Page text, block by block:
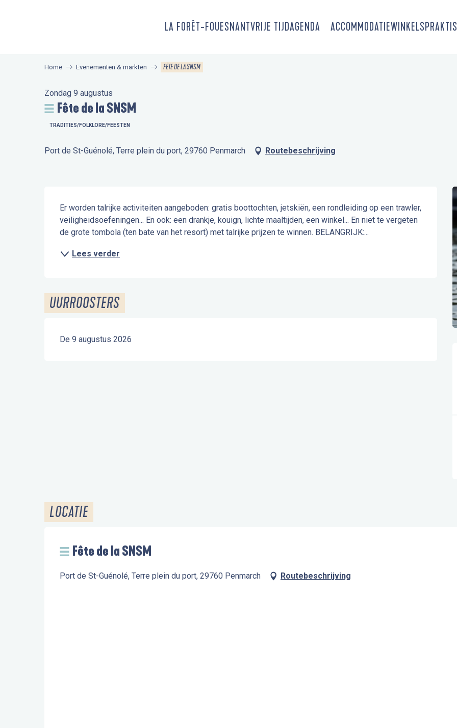
LA FORÊT-FOUESNANTVRIJE TIJDAGENDA ACCOMMODATIEWINKELS
Home Evenementen & markten FÊTE DE LA SNSM
Zondag 9 augustus
Fête de la SNSM
TRADITIES/FOLKLORE/FEESTEN
Port de St-Guénolé, Terre plein du port, 29760 Penmarch Routebeschrijving
Beschrijving
Er worden talrijke activiteiten aangeboden: gratis boottochten, jetskiën, een rondleiding op een trawler,
veiligheidsoefeningen... En ook: een drankje, kouign, lichte maaltijden, een winkel... En niet te vergeten
de grote tombola (ten bate van het resort) met talrijke prijzen te winnen. BELANGRIJK:...
Lees verder
UURROOSTERS
De 9 augustus 2026
LOCATIE
Fête de la SNSM
Port de St-Guénolé, Terre plein du port, 29760 Penmarch Routebeschrijving